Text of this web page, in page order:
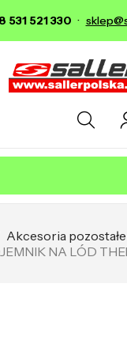
531 521 330 ·
Akcesoria pozostałe
NA LÓD